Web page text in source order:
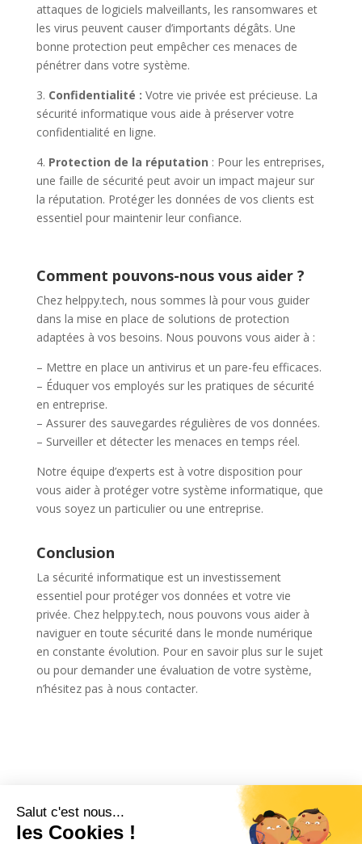
attaques de logiciels malveillants, les ransomwares et
les virus peuvent causer d’importants dégâts. Une
bonne protection peut empêcher ces menaces de
pénétrer dans votre système.
3. Confidentialité : Votre vie privée est précieuse. La
sécurité informatique vous aide à préserver votre
confidentialité en ligne.
4. Protection de la réputation : Pour les entreprises,
une faille de sécurité peut avoir un impact majeur sur
la réputation. Protéger les données de vos clients est
essentiel pour maintenir leur confiance.
Comment pouvons-nous vous aider ?
Chez helppy.tech, nous sommes là pour vous guider
dans la mise en place de solutions de protection
adaptées à vos besoins. Nous pouvons vous aider à :
– Mettre en place un antivirus et un pare-feu efficaces.
– Éduquer vos employés sur les pratiques de sécurité
en entreprise.
– Assurer des sauvegardes régulières de vos données.
– Surveiller et détecter les menaces en temps réel.
Notre équipe d’experts est à votre disposition pour
vous aider à protéger votre système informatique, que
vous soyez un particulier ou une entreprise.
Conclusion
La sécurité informatique est un investissement
essentiel pour protéger vos données et votre vie
privée. Chez helppy.tech, nous pouvons vous aider à
naviguer en toute sécurité dans le monde numérique
en constante évolution. Pour en savoir plus sur le sujet
ou pour demander une évaluation de votre système,
n’hésitez pas à nous contacter.
Articles récents